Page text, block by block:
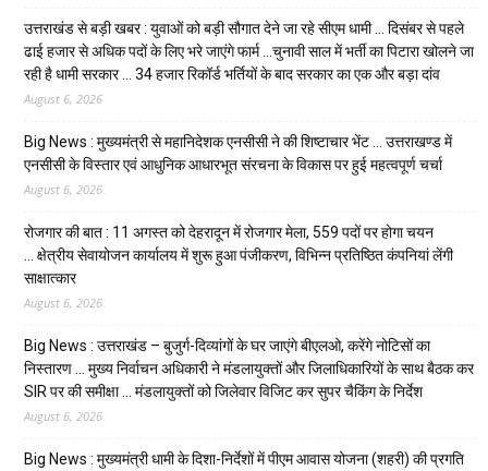
उत्तराखंड से बड़ी खबर : युवाओं को बड़ी सौगात देने जा रहे सीएम धामी … दिसंबर से पहले
ढाई हजार से अधिक पदों के लिए भरे जाएंगे फार्म …चुनावी साल में भर्ती का पिटारा खोलने जा
रही है धामी सरकार … 34 हजार रिकॉर्ड भर्तियों के बाद सरकार का एक और बड़ा दांव
August 6, 2026
Big News : मुख्यमंत्री से महानिदेशक एनसीसी ने की शिष्टाचार भेंट … उत्तराखण्ड में
एनसीसी के विस्तार एवं आधुनिक आधारभूत संरचना के विकास पर हुई महत्वपूर्ण चर्चा
August 6, 2026
रोजगार की बात : 11 अगस्त को देहरादून में रोजगार मेला, 559 पदों पर होगा चयन
… क्षेत्रीय सेवायोजन कार्यालय में शुरू हुआ पंजीकरण, विभिन्न प्रतिष्ठित कंपनियां लेंगी
साक्षात्कार
August 6, 2026
Big News : उत्तराखंड – बुजुर्ग-दिव्यांगों के घर जाएंगे बीएलओ, करेंगे नोटिसों का
निस्तारण … मुख्य निर्वाचन अधिकारी ने मंडलायुक्तों और जिलाधिकारियों के साथ बैठक कर
SIR पर की समीक्षा … मंडलायुक्तों को जिलेवार विजिट कर सुपर चैकिंग के निर्देश
August 6, 2026
Big News : मुख्यमंत्री धामी के दिशा-निर्देशों में पीएम आवास योजना (शहरी) की प्रगति